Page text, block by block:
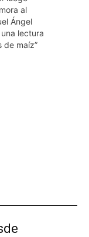
al
Ángel
lectura
de maíz”